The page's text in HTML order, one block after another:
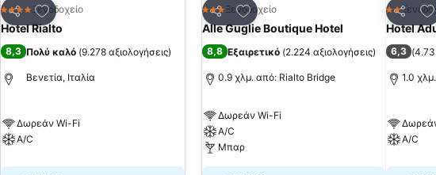
Κοινοποίηση
Προσθήκη στα αγαπημένα
4 ΑστέριαΞενοδοχείο
Hotel Rialto
8,3 Πολύ καλό (9.278 αξιολογήσεις)
Βενετία, Ιταλία
Δωρεάν Wi-Fi
A/C
Κοινοποίηση
Προσθήκη στα αγαπημένα
3 ΑστέριαΞενοδοχείο
Alle Guglie Boutique Hotel
8,8 Εξαιρετικό (2.224 αξιολογήσεις)
0.9 χλμ. από: Rialto Bridge
Δωρεάν Wi-Fi
A/C
Μπαρ
2 Αστέρια
Hotel
6,3 (
1.0
A/C